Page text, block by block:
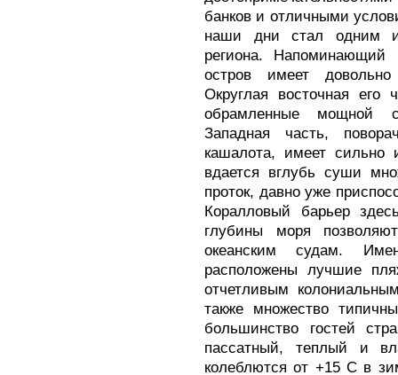
банков и отличными
наши дни стал одним
региона.
остров имеет
Округлая восточная его
обрамленные мощной
Западная часть,
кашалота, имеет сильно
вдается вглубь суши
проток, давно уже
Коралловый барьер
глубины моря
океанским судам.
расположены лучшие
отчетливым
также множество
большинство гостей
пассатный, теплый и
колеблются от +15 С в